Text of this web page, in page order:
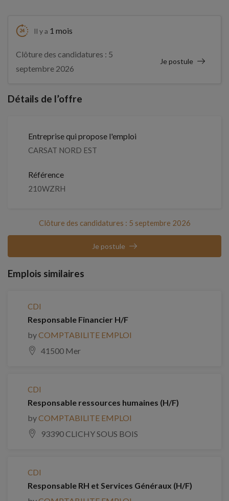
Il y a 1 mois
Clôture des candidatures : 5
septembre 2026
Je postule
Détails de l’offre
Entreprise qui propose l'emploi
CARSAT NORD EST
Référence
210WZRH
Clôture des candidatures : 5 septembre 2026
Je postule
Emplois similaires
CDI
Responsable Financier H/F
byCOMPTABILITE EMPLOI
41500 Mer
CDI
Responsable ressources humaines (H/F)
byCOMPTABILITE EMPLOI
93390 CLICHY SOUS BOIS
CDI
Responsable RH et Services Généraux (H/F)